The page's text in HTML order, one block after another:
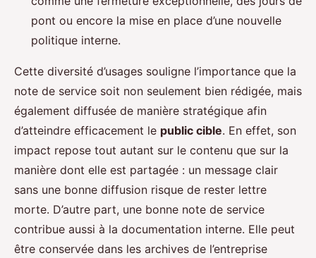
pont ou encore la mise en place d’une nouvelle
politique interne.
Cette diversité d’usages souligne l’importance que la
note de service soit non seulement bien rédigée, mais
également diffusée de manière stratégique afin
d’atteindre efficacement le public cible. En effet, son
impact repose tout autant sur le contenu que sur la
manière dont elle est partagée : un message clair
sans une bonne diffusion risque de rester lettre
morte. D’autre part, une bonne note de service
contribue aussi à la documentation interne. Elle peut
être conservée dans les archives de l’entreprise